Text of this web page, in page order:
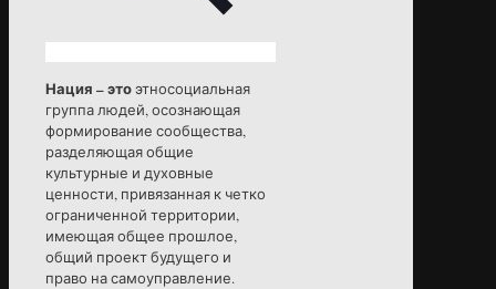
Нация – этоэтносоциальная
группа людей, осознающая
формирование сообщества,
разделяющая общие
культурные и духовные
ценности, привязанная к четко
ограниченной территории,
имеющая общее прошлое,
общий проект будущего и
право на самоуправление.